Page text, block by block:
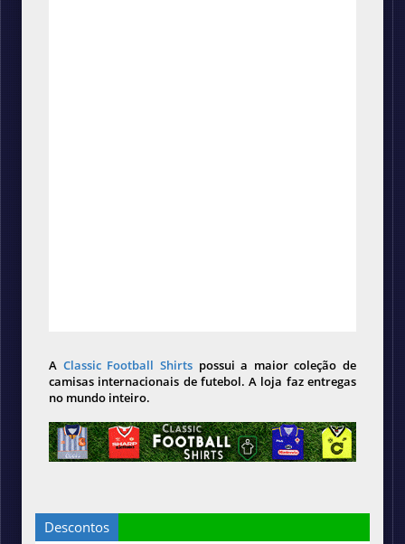
A Classic Football Shirts possui a maior coleção de
camisas internacionais de futebol. A loja faz entregas
no mundo inteiro.
Descontos